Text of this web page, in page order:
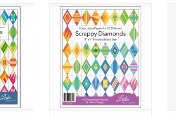
foundation piecing patronen
TOEVOEGEN AAN WINKELWAGEN